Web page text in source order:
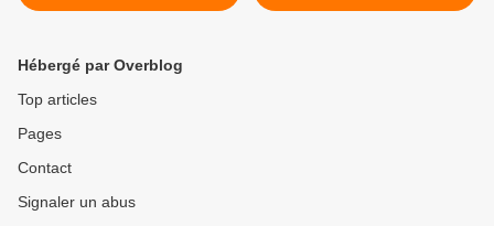
Hébergé par Overblog
Top articles
Pages
Contact
Signaler un abus